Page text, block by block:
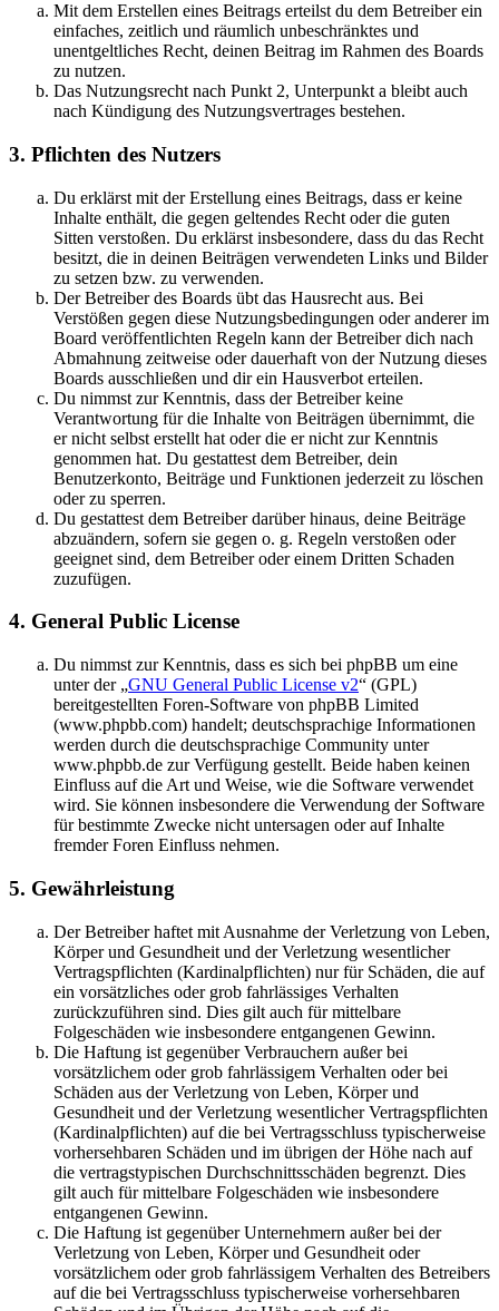
Mit dem Erstellen eines Beitrags erteilst du dem Betreiber ein
einfaches, zeitlich und räumlich unbeschränktes und
unentgeltliches Recht, deinen Beitrag im Rahmen des Boards
zu nutzen.
Das Nutzungsrecht nach Punkt 2, Unterpunkt a bleibt auch
nach Kündigung des Nutzungsvertrages bestehen.
3. Pflichten des Nutzers
Du erklärst mit der Erstellung eines Beitrags, dass er keine
Inhalte enthält, die gegen geltendes Recht oder die guten
Sitten verstoßen. Du erklärst insbesondere, dass du das Recht
besitzt, die in deinen Beiträgen verwendeten Links und Bilder
zu setzen bzw. zu verwenden.
Der Betreiber des Boards übt das Hausrecht aus. Bei
Verstößen gegen diese Nutzungsbedingungen oder anderer im
Board veröffentlichten Regeln kann der Betreiber dich nach
Abmahnung zeitweise oder dauerhaft von der Nutzung dieses
Boards ausschließen und dir ein Hausverbot erteilen.
Du nimmst zur Kenntnis, dass der Betreiber keine
Verantwortung für die Inhalte von Beiträgen übernimmt, die
er nicht selbst erstellt hat oder die er nicht zur Kenntnis
genommen hat. Du gestattest dem Betreiber, dein
Benutzerkonto, Beiträge und Funktionen jederzeit zu löschen
oder zu sperren.
Du gestattest dem Betreiber darüber hinaus, deine Beiträge
abzuändern, sofern sie gegen o. g. Regeln verstoßen oder
geeignet sind, dem Betreiber oder einem Dritten Schaden
zuzufügen.
4. General Public License
Du nimmst zur Kenntnis, dass es sich bei phpBB um eine
unter der „GNU General Public License v2“ (GPL)
bereitgestellten Foren-Software von phpBB Limited
(www.phpbb.com) handelt; deutschsprachige Informationen
werden durch die deutschsprachige Community unter
www.phpbb.de zur Verfügung gestellt. Beide haben keinen
Einfluss auf die Art und Weise, wie die Software verwendet
wird. Sie können insbesondere die Verwendung der Software
für bestimmte Zwecke nicht untersagen oder auf Inhalte
fremder Foren Einfluss nehmen.
5. Gewährleistung
Der Betreiber haftet mit Ausnahme der Verletzung von Leben,
Körper und Gesundheit und der Verletzung wesentlicher
Vertragspflichten (Kardinalpflichten) nur für Schäden, die auf
ein vorsätzliches oder grob fahrlässiges Verhalten
zurückzuführen sind. Dies gilt auch für mittelbare
Folgeschäden wie insbesondere entgangenen Gewinn.
Die Haftung ist gegenüber Verbrauchern außer bei
vorsätzlichem oder grob fahrlässigem Verhalten oder bei
Schäden aus der Verletzung von Leben, Körper und
Gesundheit und der Verletzung wesentlicher Vertragspflichten
(Kardinalpflichten) auf die bei Vertragsschluss typischerweise
vorhersehbaren Schäden und im übrigen der Höhe nach auf
die vertragstypischen Durchschnittsschäden begrenzt. Dies
gilt auch für mittelbare Folgeschäden wie insbesondere
entgangenen Gewinn.
Die Haftung ist gegenüber Unternehmern außer bei der
Verletzung von Leben, Körper und Gesundheit oder
vorsätzlichem oder grob fahrlässigem Verhalten des Betreibers
auf die bei Vertragsschluss typischerweise vorhersehbaren